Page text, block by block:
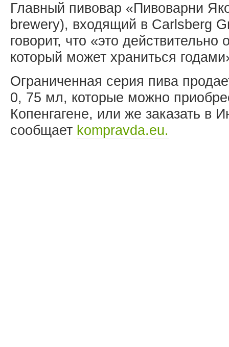
Главный пивовар «Пивоварни
brewery), входящий в Carlsberg
говорит, что «это действительно
который может храниться
Ограниченная серия пива
0, 75 мл, которые можно
Копенгагене, или же заказать в
сообщает kompravda.eu.